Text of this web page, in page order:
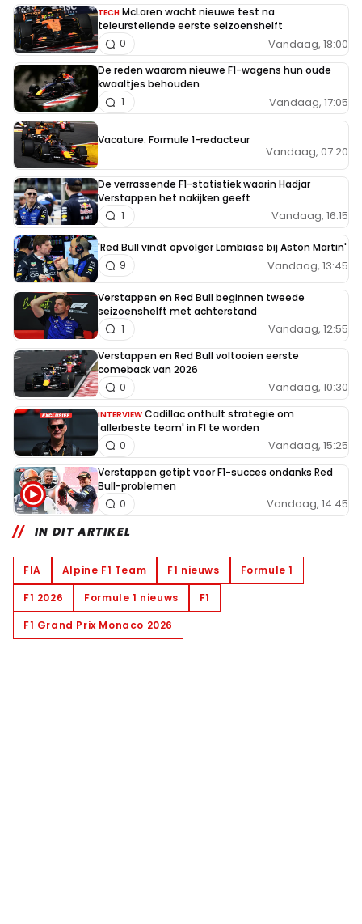
TECH McLaren wacht nieuwe test na
teleurstellende eerste seizoenshelft
Vandaag, 18:00
0
De reden waarom nieuwe F1-wagens hun oude
kwaaltjes behouden
Vandaag, 17:05
1
Vacature: Formule 1-redacteur
Vandaag, 07:20
De verrassende F1-statistiek waarin Hadjar
Verstappen het nakijken geeft
Vandaag, 16:15
1
'Red Bull vindt opvolger Lambiase bij Aston Martin'
Vandaag, 13:45
9
Verstappen en Red Bull beginnen tweede
seizoenshelft met achterstand
Vandaag, 12:55
1
Verstappen en Red Bull voltooien eerste
comeback van 2026
Vandaag, 10:30
0
INTERVIEW Cadillac onthult strategie om
'allerbeste team' in F1 te worden
Vandaag, 15:25
0
Verstappen getipt voor F1-succes ondanks Red
Bull-problemen
Vandaag, 14:45
0
IN DIT ARTIKEL
FIA Alpine F1 Team F1 nieuws
Formule 1
F1 2026
Formule 1 nieuws
F1
F1 Grand Prix Monaco 2026